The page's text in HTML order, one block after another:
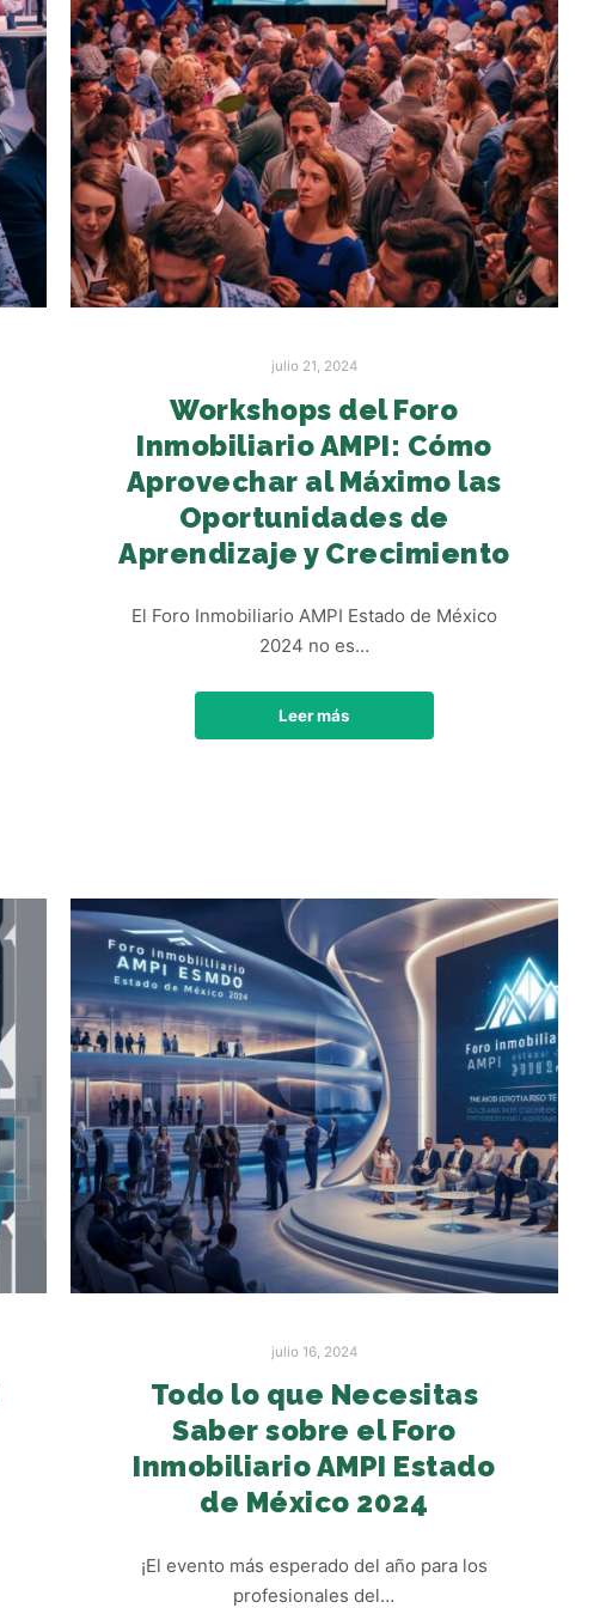
julio 21, 2024
Workshops del Foro
Inmobiliario AMPI: Cómo
Aprovechar al Máximo las
Oportunidades de
Aprendizaje y Crecimiento
El Foro Inmobiliario AMPI Estado de México
2024 no es…
Leer más
julio 16, 2024
Todo lo que Necesitas
Saber sobre el Foro
Inmobiliario AMPI Estado
de México 2024
¡El evento más esperado del año para los
profesionales del…